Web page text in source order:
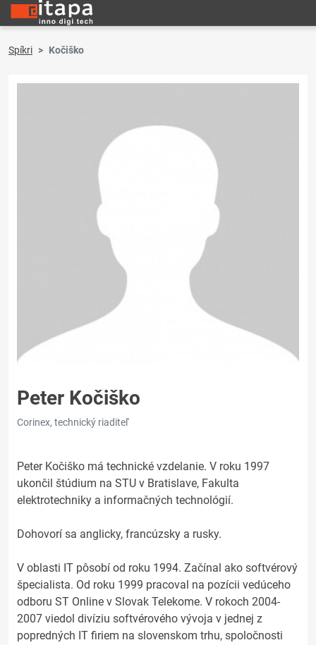
Spíkri Kočiško
Peter Kočiško
Corinex, technický riaditeľ
Peter Kočiško má technické vzdelanie. V roku 1997
ukončil štúdium na STU v Bratislave, Fakulta
elektrotechniky a informačných technológií.
Dohovorí sa anglicky, francúzsky a rusky.
V oblasti IT pôsobí od roku 1994. Začínal ako softvérový
špecialista. Od roku 1999 pracoval na pozícii vedúceho
odboru ST Online v Slovak Telekome. V rokoch 2004-
2007 viedol divíziu softvérového vývoja v jednej z
popredných IT firiem na slovenskom trhu, spoločnosti